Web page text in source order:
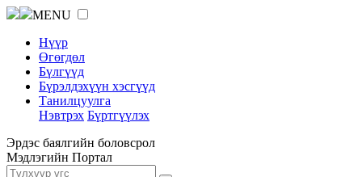
MENU
Нүүр
Өгөгдөл
Бүлгүүд
Бүрэлдэхүүн хэсгүүд
Танилцуулга
Нэвтрэх Бүртгүүлэх
Эрдэс баялгийн боловсрол
Мэдлэгийн Портал